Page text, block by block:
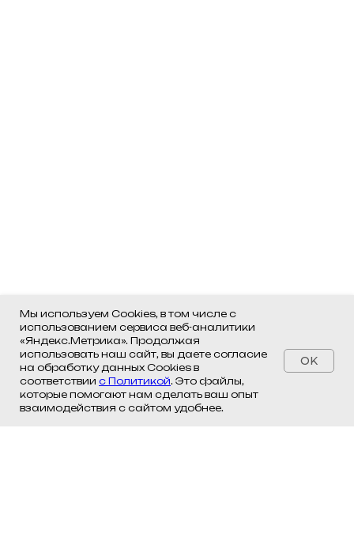
Мы используем Cookies, в том числе с
использованием сервиса веб-аналитики
«Яндекс.Метрика». Продолжая
использовать наш сайт, вы даете согласие
на обработку данных Cookies в
соответствии с Политикой. Это файлы,
которые помогают нам сделать ваш опыт
взаимодействия с сайтом удобнее.
OK